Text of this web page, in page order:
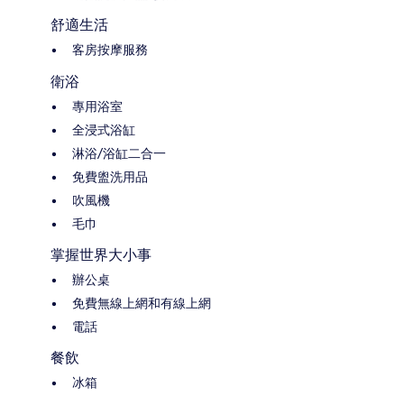
舒適生活
客房按摩服務
衛浴
專用浴室
全浸式浴缸
淋浴/浴缸二合一
免費盥洗用品
吹風機
毛巾
掌握世界大小事
辦公桌
免費無線上網和有線上網
電話
餐飲
冰箱